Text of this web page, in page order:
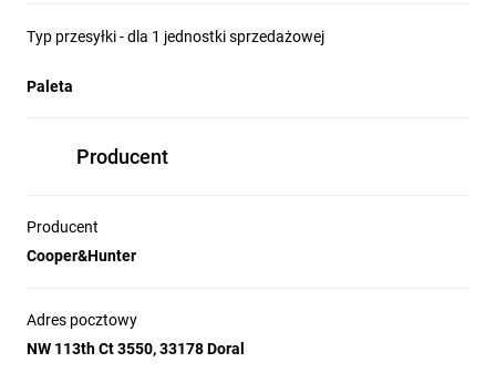
- Zalecana powierzchnia pomieszczenia: do 100 m²
- Moc grzewcza: 11,5 kW (również 36 000 BTU)
Typ przesyłki - dla 1 jednostki sprzedażowej
Paleta
Producent
Producent
Cooper&Hunter
Adres pocztowy
NW 113th Ct 3550, 33178 Doral